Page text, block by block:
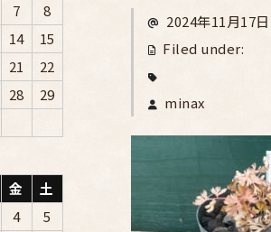
2024年11月17日
Filed under:
minax
7
8
14
15
21
22
28
29
金
土
4
5